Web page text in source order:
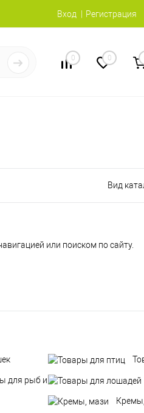
Вход Регистрация
0 0
Вид
или поиском по сайту.
для рыб и